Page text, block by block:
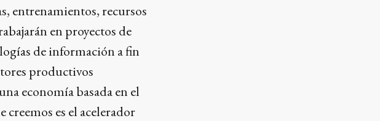
entrenamientos, recursos
en proyectos de
de información a fin
productivos
economía basada en el
es el acelerador